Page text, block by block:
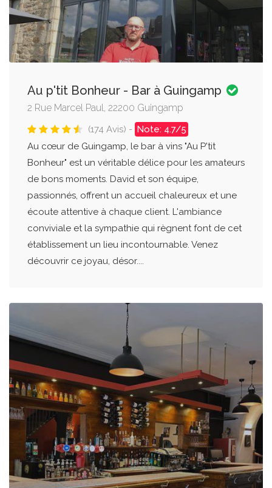
Au p'tit Bonheur - Bar à Guingamp
2 Rue Marcel Paul, 22200 Guingamp
(174 Avis) - Note: 4.7/5
Au cœur de Guingamp, le bar à vins "Au P'tit
Bonheur" est un véritable délice pour les amateurs
de bons moments. David et son équipe,
passionnés, offrent un accueil chaleureux et une
écoute attentive à chaque client. L'ambiance
conviviale et la sympathie qui règnent font de cet
établissement un lieu incontournable. Venez
découvrir ce joyau, désor....